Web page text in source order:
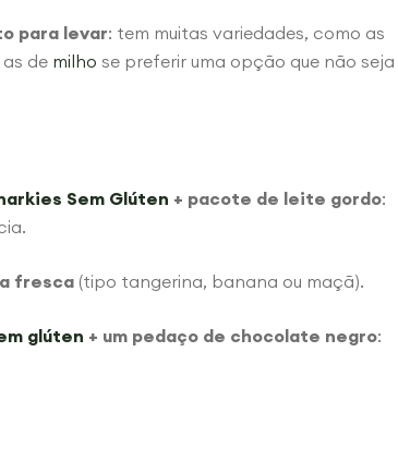
para levar: tem muitas variedades, como as
as de milho se preferir uma opção que não seja
Sem Glúten + pacote de leite gordo:
fresca (tipo tangerina, banana ou maçã).
glúten + um pedaço de chocolate negro: